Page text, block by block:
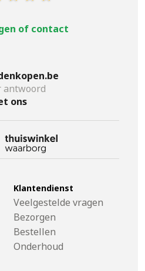
of contact
antwoord
ons
Klantendienst
Veelgestelde vragen
Bezorgen
Bestellen
Onderhoud